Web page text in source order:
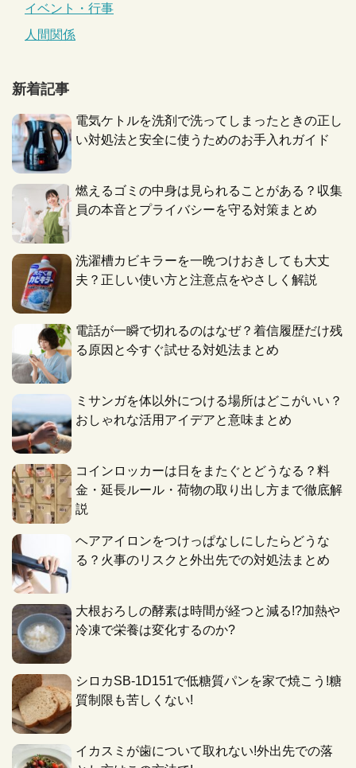
イベント・行事
人間関係
新着記事
電気ケトルを洗剤で洗ってしまったときの正し
い対処法と安全に使うためのお手入れガイド
燃えるゴミの中身は見られることがある？収集
員の本音とプライバシーを守る対策まとめ
洗濯槽カビキラーを一晩つけおきしても大丈
夫？正しい使い方と注意点をやさしく解説
電話が一瞬で切れるのはなぜ？着信履歴だけ残
る原因と今すぐ試せる対処法まとめ
ミサンガを体以外につける場所はどこがいい？
おしゃれな活用アイデアと意味まとめ
コインロッカーは日をまたぐとどうなる？料
金・延長ルール・荷物の取り出し方まで徹底解
説
ヘアアイロンをつけっぱなしにしたらどうな
る？火事のリスクと外出先での対処法まとめ
大根おろしの酵素は時間が経つと減る!?加熱や
冷凍で栄養は変化するのか?
シロカSB-1D151で低糖質パンを家で焼こう!糖
質制限も苦しくない!
イカスミが歯について取れない!外出先での落